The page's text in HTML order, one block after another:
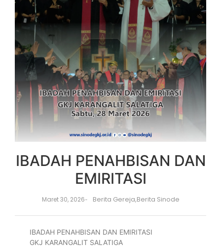
IBADAH PENAHBISAN DAN
EMIRITASI
Maret 30, 2026- Berita Gereja,Berita Sinode
IBADAH PENAHBISAN DAN EMIRITASI
GKJ KARANGALIT SALATIGA